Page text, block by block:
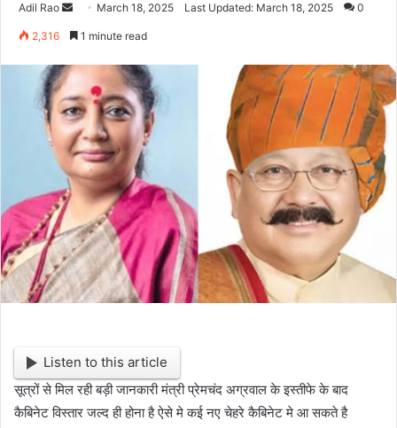
Adil Rao
e
d
a
n
e
m
a
l
March 18, 2025 Last Updated: March 18, 2025 0
2,316 1 minute read
Listen to this article
सूत्रों से मिल रही बड़ी जानकारी मंत्री प्रेमचंद अग्रवाल के इस्तीफे के बाद
कैबिनेट विस्तार जल्द ही होना है ऐसे मे कई नए चेहरे कैबिनेट मे आ सकते है